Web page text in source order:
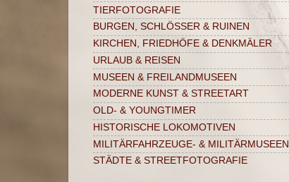
TIERFOTOGRAFIE
BURGEN, SCHLÖSSER & RUINEN
KIRCHEN, FRIEDHÖFE & DENKMÄLER
URLAUB & REISEN
MUSEEN & FREILANDMUSEEN
MODERNE KUNST & STREETART
OLD- & YOUNGTIMER
HISTORISCHE LOKOMOTIVEN
MILITÄRFAHRZEUGE- & MILITÄRMUSEEN
STÄDTE & STREETFOTOGRAFIE